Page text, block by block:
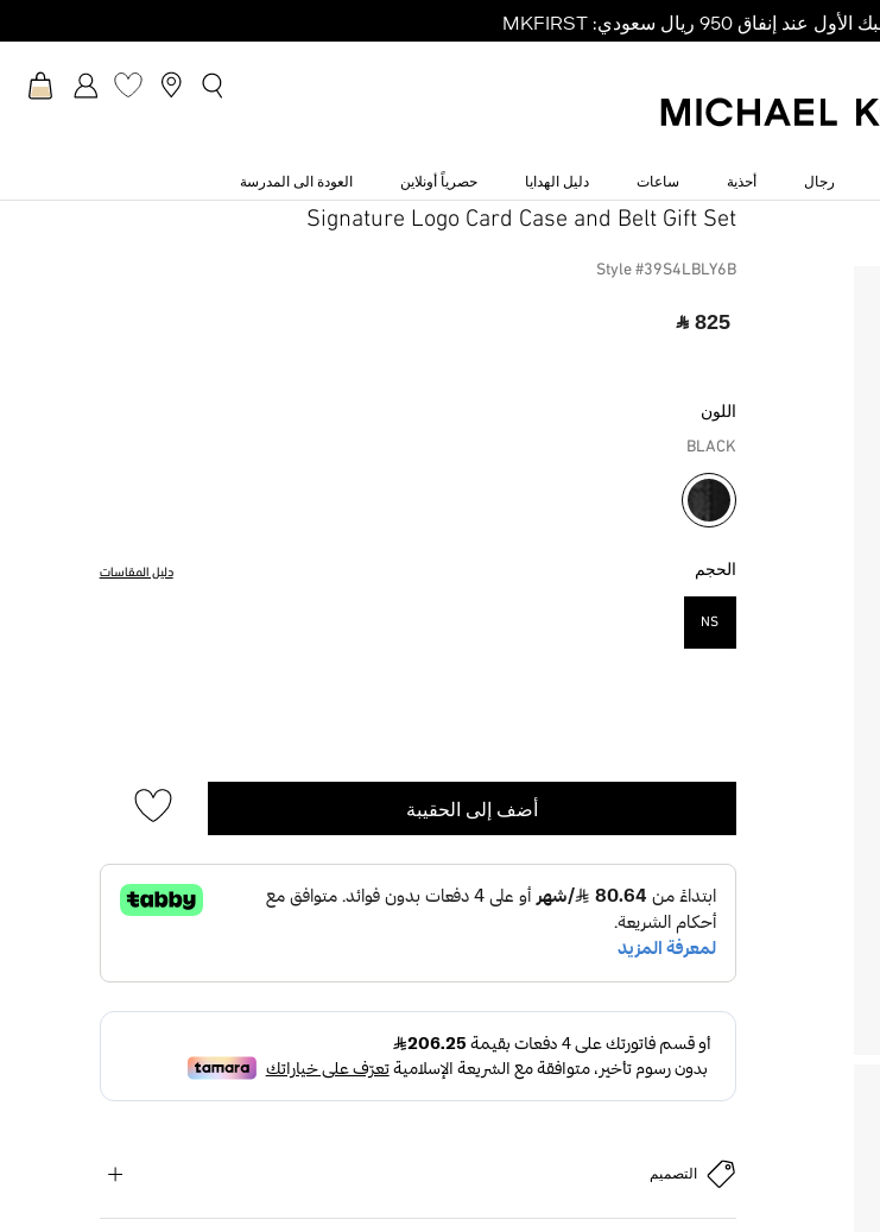
رجال أحذية ساعات دليل الهدايا حصرياً أونلاين العودة الى المدرسة MICHAEL MICHAEL KORS
Signature Logo Card Case and Belt Gift Set
Style #39S4LBLY6B
‎ ⃁ 825 ‎
اللون
BLACK
مختار
الحجم دليل المقاسات
NS
أضف إلى الحقيبة
التصميم